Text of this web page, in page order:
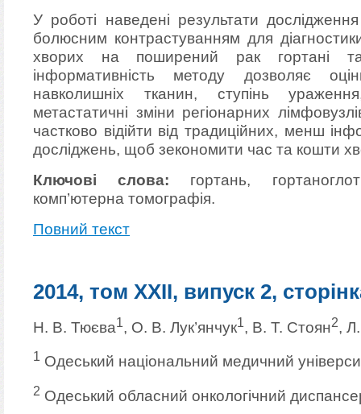
У роботі наведені результати
болюсним контрастуванням для
хворих на поширений рак гортані та
інформативність методу дозволяє
навколишніх тканин, ступінь
метастатичні зміни регіонарних
частково відійти від традиційних, менш
досліджень, щоб зекономити час та кошти
Ключові слова: гортань,
комп’ютерна томографія.
Повний текст
2014, том XXII, випуск 2,
Н. В. Тюєва1, О. В. Лук’янчук1, В. Т. Стоян2,
1 Одеський національний медичний
2 Одеський обласний онкологічний